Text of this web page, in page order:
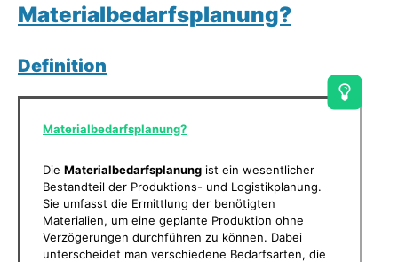
Materialbedarfsplanung?
Definition
Materialbedarfsplanung?
Die Materialbedarfsplanung ist ein wesentlicher
Bestandteil der Produktions- und Logistikplanung.
Sie umfasst die Ermittlung der benötigten
Materialien, um eine geplante Produktion ohne
Verzögerungen durchführen zu können. Dabei
unterscheidet man verschiedene Bedarfsarten, die